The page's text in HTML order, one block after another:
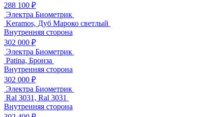
288 100 ₽
Электра Биометрик
Keramos, Дуб Мароко светлый
Внутренняя сторона
302 000 ₽
Электра Биометрик
Patina, Бронза
Внутренняя сторона
302 000 ₽
Электра Биометрик
Ral 3031, Ral 3031
Внутренняя сторона